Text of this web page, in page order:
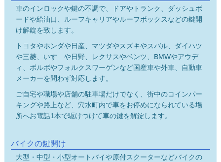
車のインロックや鍵の不調で、ドアやトランク、ダッシュボ
ードや給油口、ルーフキャリアやルーフボックスなどの鍵開
け解錠を致します。
トヨタやホンダや日産、マツダやスズキやスバル、ダイハツ
や三菱、いすゞや日野、レクサスやベンツ、BMWやアウデ
ィ、ボルボやフォルクスワーゲンなど国産車や外車、自動車
メーカーを問わず対応します。
ご自宅や職場や店舗の駐車場だけでなく、街中のコインパー
キングや路上など、穴水町内で車をお停めになられている場
所へお電話1本で駆けつけて車の鍵を解錠します。
バイクの鍵開け
大型・中型・小型オートバイや原付スクーターなどバイクの